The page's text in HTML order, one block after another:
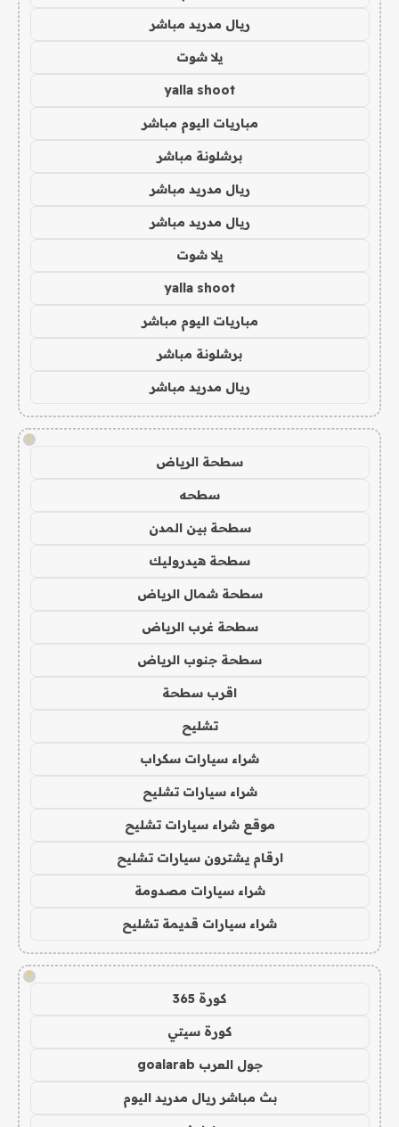
ريال مدريد مباشر
يلا شوت
yalla shoot
مباريات اليوم مباشر
برشلونة مباشر
ريال مدريد مباشر
ريال مدريد مباشر
يلا شوت
yalla shoot
مباريات اليوم مباشر
برشلونة مباشر
ريال مدريد مباشر
!
سطحة الرياض
سطحه
سطحة بين المدن
سطحة هيدروليك
سطحة شمال الرياض
سطحة غرب الرياض
سطحة جنوب الرياض
اقرب سطحة
تشليح
شراء سيارات سكراب
شراء سيارات تشليح
موقع شراء سيارات تشليح
ارقام يشترون سيارات تشليح
شراء سيارات مصدومة
شراء سيارات قديمة تشليح
!
كورة 365
كورة سيتي
جول العرب goalarab
بث مباشر ريال مدريد اليوم